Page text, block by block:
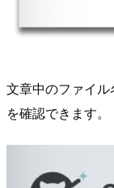
文章中のファイ
を確認できます。